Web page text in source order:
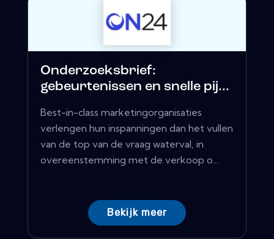
Onderzoeksbrief:
gebeurtenissen en snelle pij...
Best-in-class marketingorganisaties
verlengen hun inspanningen dan het vullen
van de top van de vraag waterval, in
overeenstemming met de verkoop o...
Bekijk meer